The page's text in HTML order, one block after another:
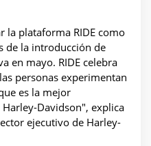
la plataforma RIDE como
de la introducción de
en mayo. RIDE celebra
personas experimentan
es la mejor
Davidson", explica
ejecutivo de Harley-